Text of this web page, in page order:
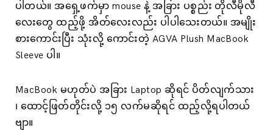
ပါတယ်။ အရှေ့ဖက်မှာ mouse နဲ့ အခြား ပစ္စည်း တိုလီမိုလီ
လေးတွေ ထည့်ဖို့ အိတ်လေးလည်း ပါပါသေးတယ်။ အမျိုး
စားကောင်းပြီး သုံးလို့ ကောင်းတဲ့ AGVA Plush MacBook
Sleeve ပါ။
MacBook မဟုတ်ပဲ အခြား Laptop ဆိုရင် ပိတ်လျက်သား
၊ ထောင့်ဖြတ်တိုင်းလို့ ၁၅ လက်မဆိုရင် ထည့်လို့ရပါတယ်
ဗျာ။